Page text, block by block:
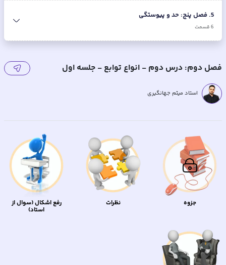
5
. فصل پنج: حد و پیوستگی
6قسمت
فصل دوم: درس دوم - انواع توابع - جلسه اول
استاد میثم جهانگیری
جزوه نظرات رفع اشکال (سوال از
استاد)